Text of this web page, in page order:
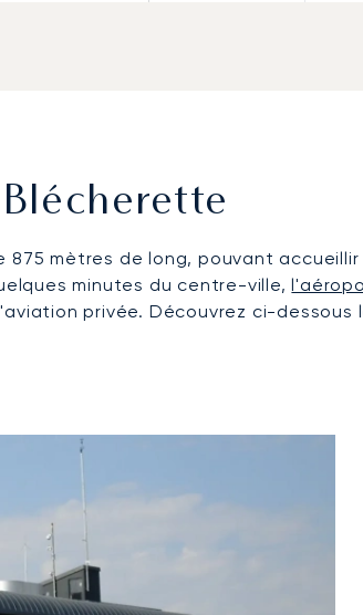
mètres de long, pouvant
minutes du centre-ville,
privée. Découvrez ci-dessous